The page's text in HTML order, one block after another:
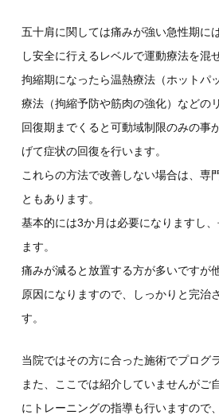
五十肩に関しては痛みが強い急性期に
し安全に行えるレベルで運動療法を混
拘縮期になったら温熱療法（ホットパ
療法（拘縮予防や筋肉の強化）などの
回復期までくると可動域制限のみの事
げて症状の回復を行います。
これらの方法で改善しない場合は、専
ともあります。
基本的には3か月は必要になりますし
ます。
痛みが減ると放置する方が多いですが
原因になりますので、しっかりと完治
す。
当院ではその方に合った施術でプログ
また、ここでは紹介していませんがご
にトレーニングの指導も行いますので